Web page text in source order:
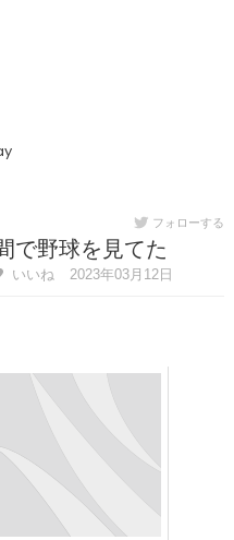
フォローする
で野球を見てた
いいね
2023年03月12日